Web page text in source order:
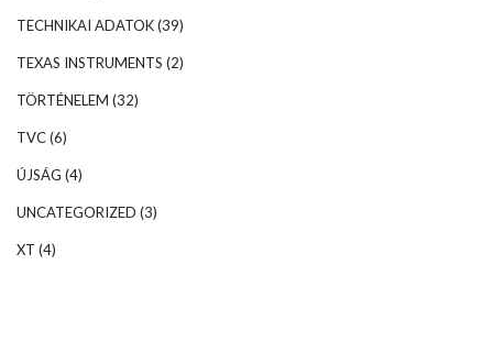
TECHNIKAI ADATOK(39)
TEXAS INSTRUMENTS (2)
TÖRTÉNELEM (32)
TVC(6)
ÚJSÁG (4)
UNCATEGORIZED (3)
XT (4)